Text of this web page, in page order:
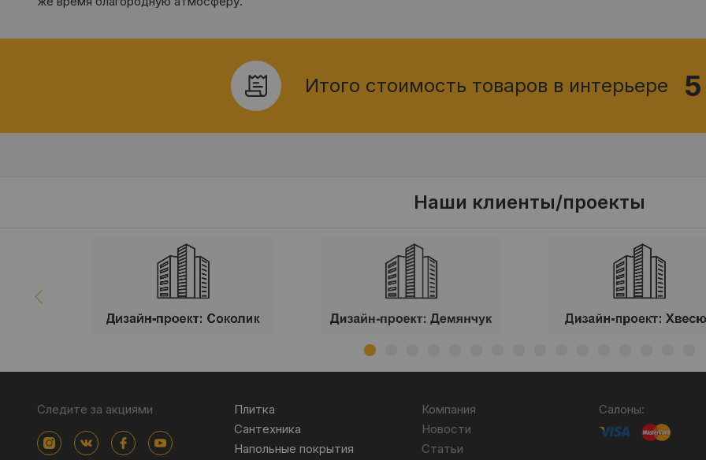
Итого стоимость товаров в интерьере
Наши клиенты/проекты
Следите за акциями
Плитка
Сантехника
Напольные покрытия
Компания
Новости
Статьи
Салоны: